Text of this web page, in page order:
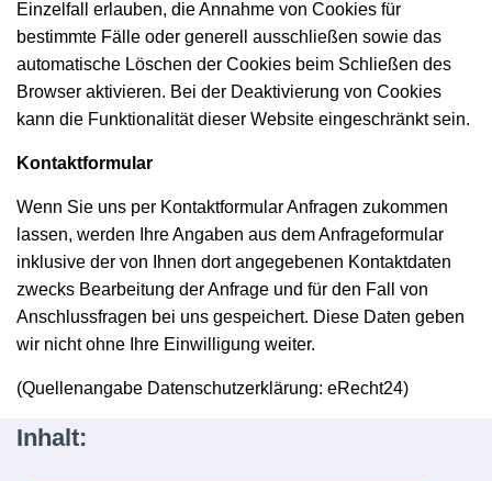
Einzelfall erlauben, die Annahme von Cookies für
bestimmte Fälle oder generell ausschließen sowie das
automatische Löschen der Cookies beim Schließen des
Browser aktivieren. Bei der Deaktivierung von Cookies
kann die Funktionalität dieser Website eingeschränkt sein.
Kontaktformular
Wenn Sie uns per Kontaktformular Anfragen zukommen
lassen, werden Ihre Angaben aus dem Anfrageformular
inklusive der von Ihnen dort angegebenen Kontaktdaten
zwecks Bearbeitung der Anfrage und für den Fall von
Anschlussfragen bei uns gespeichert. Diese Daten geben
wir nicht ohne Ihre Einwilligung weiter.
(Quellenangabe Datenschutzerklärung: eRecht24)
Inhalt: